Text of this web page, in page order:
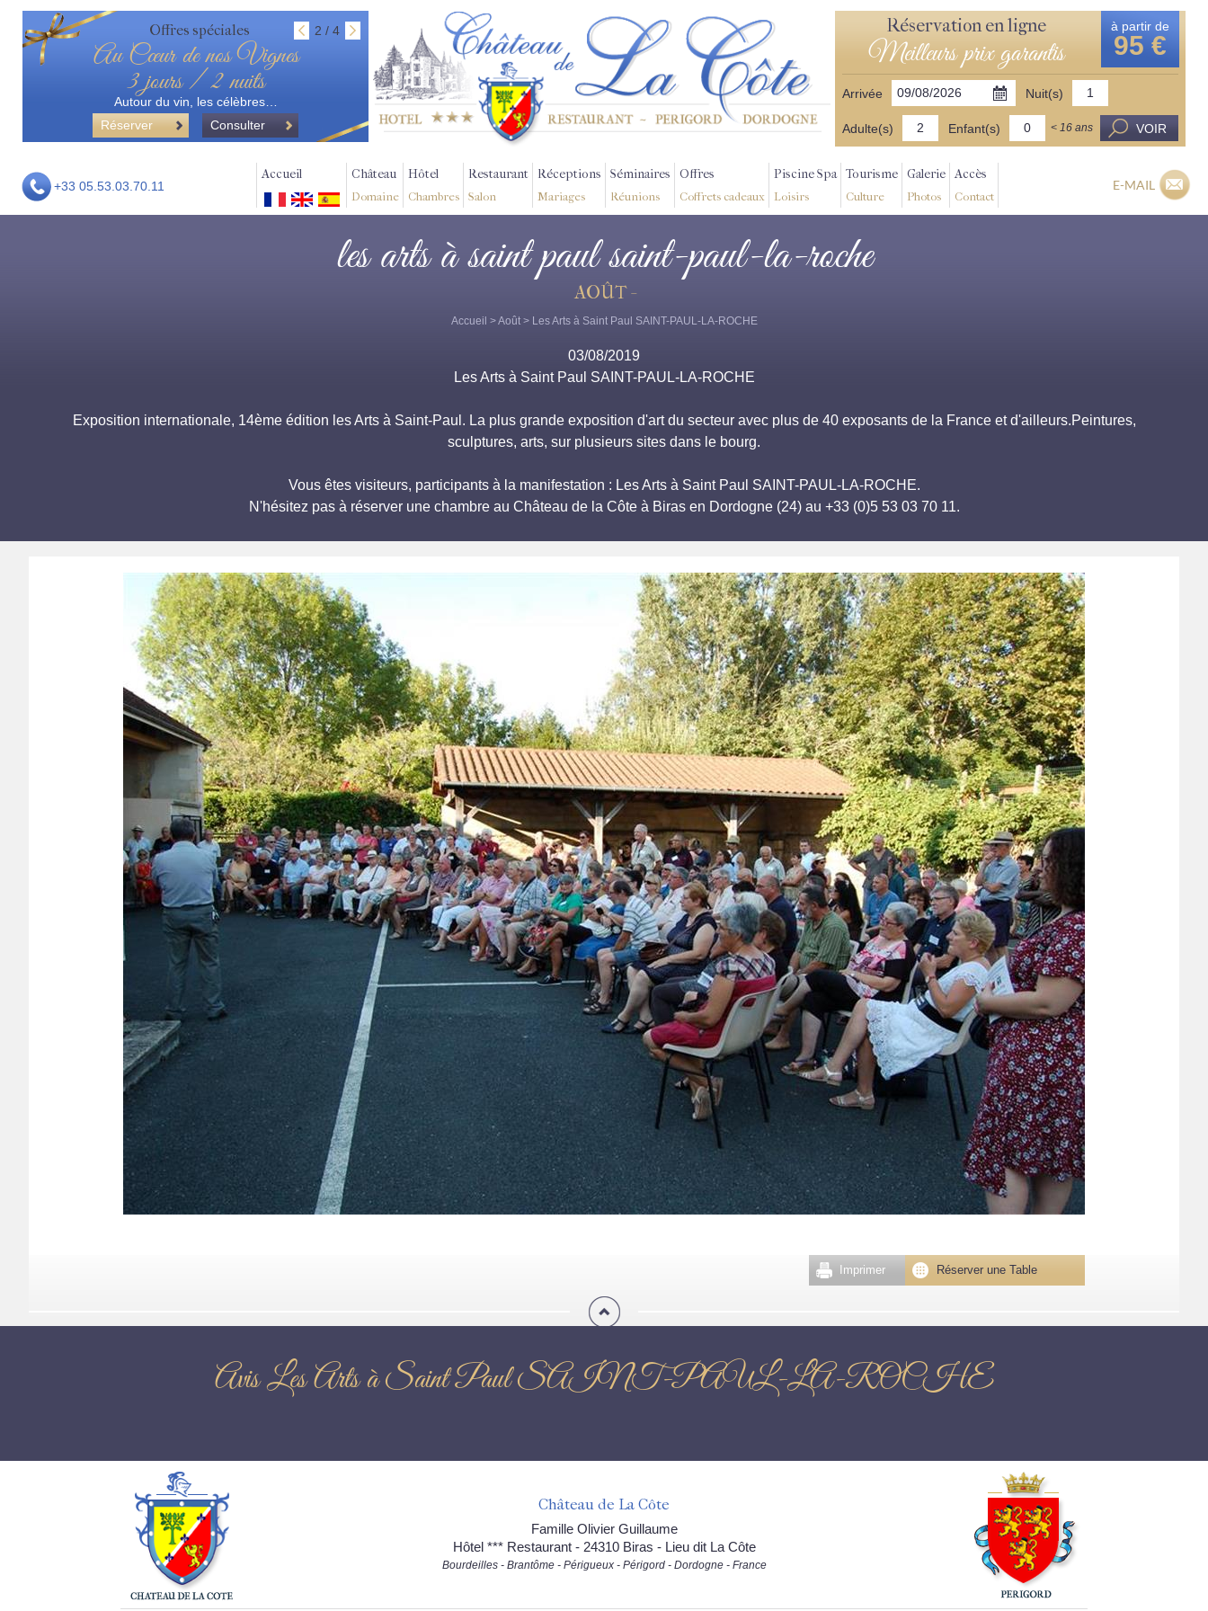
Offres spéciales 2 / 4
Au Cœur de nos Vignes
3 jours / 2 nuits
Autour du vin, les célèbres…
Réserver
Consulter
Réservation en ligne
Meilleurs prix garantis
à partir de
95 €
Arrivée Nuit(s)
Adulte(s) Enfant(s) < 16 ans VOIR
+33 05.53.03.70.11
Accueil Château
Domaine
Hôtel
Chambres
Restaurant
Salon
Réceptions
Mariages
Séminaires
Réunions
Offres
Coffrets cadeaux
Piscine Spa
Loisirs
Tourisme
Culture
Galerie
Photos
Accès
Contact
E-MAIL
les arts à saint paul saint-paul-la-roche
AOÛT -
Accueil >Août> Les Arts à Saint Paul SAINT-PAUL-LA-ROCHE
03/08/2019
Les Arts à Saint Paul SAINT-PAUL-LA-ROCHE
Exposition internationale, 14ème édition les Arts à Saint-Paul. La plus grande exposition d'art du secteur avec plus de 40 exposants de la France et d'ailleurs.Peintures,
sculptures, arts, sur plusieurs sites dans le bourg.
Vous êtes visiteurs, participants à la manifestation : Les Arts à Saint Paul SAINT-PAUL-LA-ROCHE.
N'hésitez pas à réserver une chambre au Château de la Côte à Biras en Dordogne (24) au +33 (0)5 53 03 70 11.
Réserver une Table
Imprimer
Avis Les Arts à Saint Paul SAINT-PAUL-LA-ROCHE
Château de La Côte
Famille Olivier Guillaume
Hôtel *** Restaurant - 24310 Biras - Lieu dit La Côte
Bourdeilles - Brantôme - Périgueux - Périgord - Dordogne - France